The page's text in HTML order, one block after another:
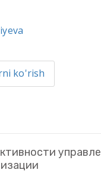
ko'rish